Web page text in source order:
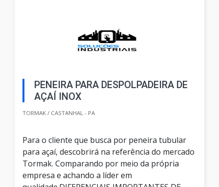
PENEIRA PARA DESPOLPADEIRA DE
AÇAÍ INOX
TORMAK / CASTANHAL - PA
Para o cliente que busca por peneira tubular
para açaí, descobrirá na referência do mercado
Tormak. Comparando por meio da própria
empresa e achando a líder em